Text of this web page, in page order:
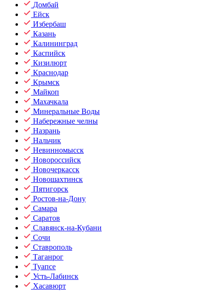
Домбай
Ейск
Избербаш
Казань
Калининград
Каспийск
Кизилюрт
Краснодар
Крымск
Майкоп
Махачкала
Минеральные Воды
Набережные челны
Назрань
Нальчик
Невинномысск
Новороссийск
Новочеркасск
Новошахтинск
Пятигорск
Ростов-на-Дону
Самара
Саратов
Славянск-на-Кубани
Сочи
Ставрополь
Таганрог
Туапсе
Усть-Лабинск
Хасавюрт